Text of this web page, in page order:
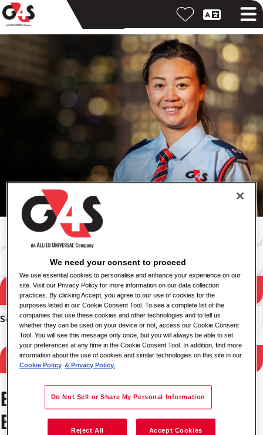
Zoekresultaten
Zoeken op trefwoord
Zoekopdracht
Sorteer
Resultaten filteren
Engineering Vacatures in
Exeter
We need your consent to proceed
We use essential cookies to personalise and enhance your experience on our
site. Visit our Privacy Policy for more information on our data collection
practices. By clicking Accept, you agree to our use of cookies for the
purposes listed in our Cookie Consent Tool. To see a complete list of the
companies that use these cookies and other technologies and to tell us
whether they can be used on your device or not, access our Cookie Consent
Tool. You will see this message only once, but you will always be able to set
your preferences at any time in the Cookie Consent Tool. In addition, find more
information about the use of cookies and similar technologies on this site in our
Cookie Policy & Privacy Policy.
Do Not Sell or Share My Personal Information
Reject All Accept Cookies